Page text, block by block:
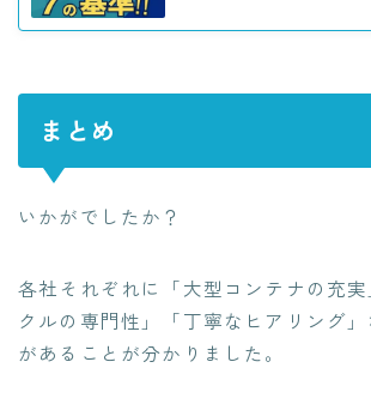
まとめ
いかがでしたか？
各社それぞれに「大型コンテナの充
クルの専門性」「丁寧なヒアリング
があることが分かりました。